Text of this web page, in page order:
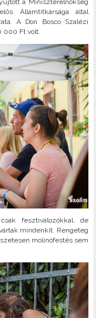
a Miniszterelnökség
Államtitkársága által
A Don Bosco Szalézi
000 Ft volt.
fesztiválozókkal, de
mindenkit. Rengeteg
molinófestés sem